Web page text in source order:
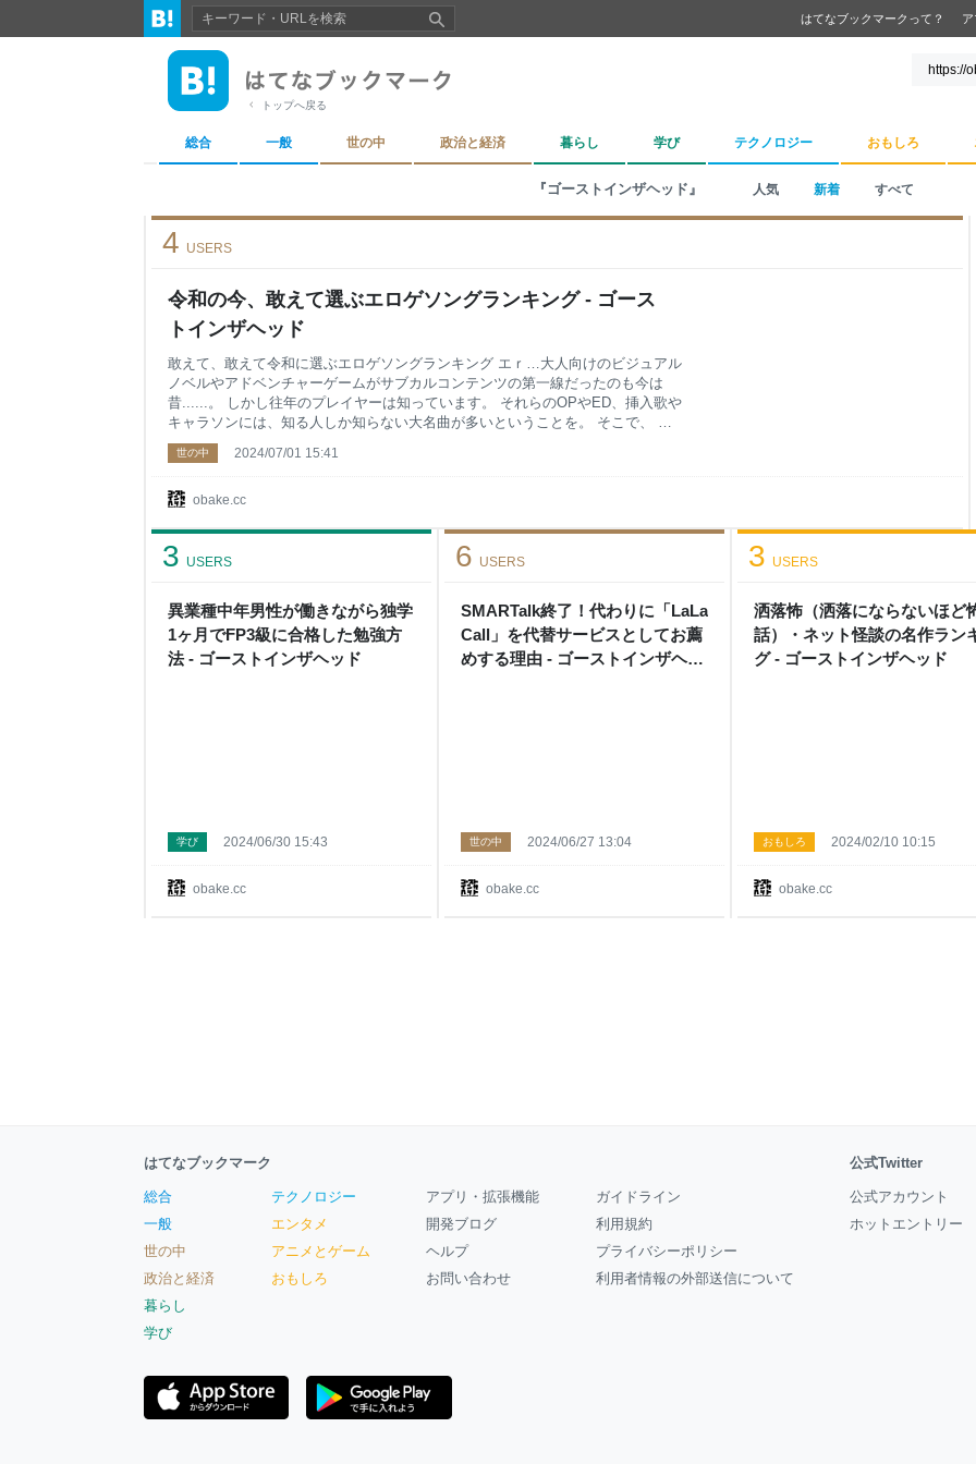
はてなブックマークって？
トップへ戻る
総合 一般 世の中 政治と経済 暮らし 学び テクノロジー おもしろ
『ゴーストインザヘッド』 人気 新着 すべて
令和の今、敢えて選ぶエロゲソングランキング - ゴース
トインザヘッド
4 USERS
obake.cc
敢えて、敢えて令和に選ぶエロゲソングランキング エｒ…大人向けのビジュアル
ノベルやアドベンチャーゲームがサブカルコンテンツの第一線だったのも今は
昔......。 しかし往年のプレイヤーは知っています。 それらのOPやED、挿入歌や
キャラソンには、知る人しか知らない大名曲が多いということを。 そこで、 俺
の（好きな）歌を聴けえええええ！！！！ ということで、あえて令和のいま！
私が好きなエロゲソングをランキング形式で紹介していきたいと思います。 ※各
ます。 それすらない場合はAmazonのリンクなど張っておきます。 第1位『ハロ
イ』OPテー
世の中 2024/07/01 15:41
異業種中年男性が働きながら独学
1ヶ月でFP3級に合格した勉強方
法 - ゴーストインザヘッド
3 USERS
obake.cc
学び 2024/06/30 15:43
SMARTalk終了！代わりに「LaLa
Call」を代替サービスとしてお薦
めする理由 - ゴーストインザヘッ
6 USERS
obake.cc
世の中 2024/06/27 13:04
洒落怖（洒落にならないほど
話）・ネット怪談の名作ラン
グ - ゴーストインザヘッド
3 USERS
obake.cc
おもしろ 2024/02/10 10:15
はてなブックマーク
総合
一般
世の中
政治と経済
暮らし
学び
テクノロジー
エンタメ
アニメとゲーム
おもしろ
アプリ・拡張機能
開発ブログ
ヘルプ
お問い合わせ
ガイドライン
利用規約
プライバシーポリシー
利用者情報の外部送信について
公式Twitter
公式アカウント
ホットエントリー